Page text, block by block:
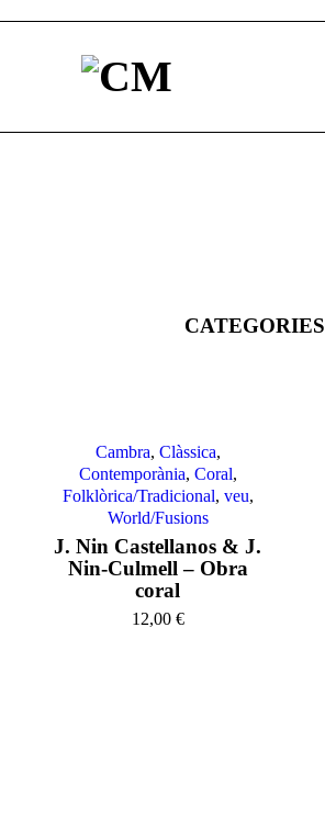
CATEGORIES
Cambra, Clàssica,
Contemporània, Coral,
Folklòrica/Tradicional, veu,
World/Fusions
J. Nin Castellanos & J.
Nin-Culmell – Obra
coral
12,00 €